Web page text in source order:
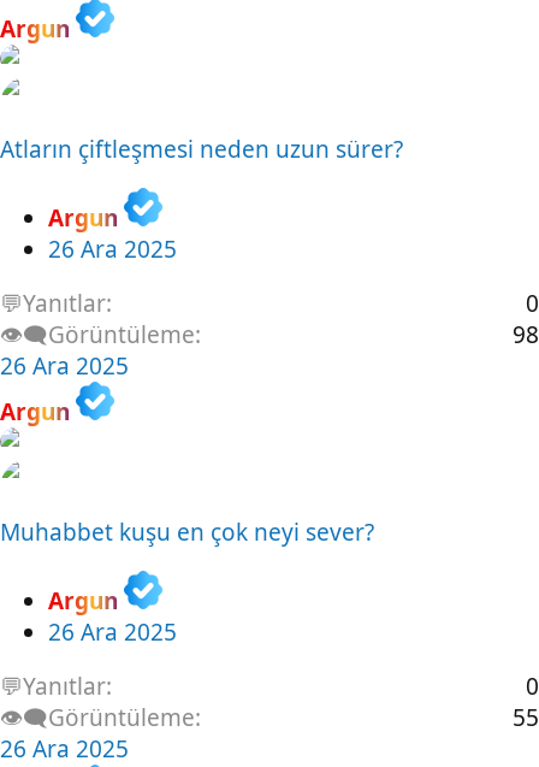
Argun
Atların çiftleşmesi neden uzun sürer?
Argun
26 Ara 2025
💬Yanıtlar
0
👁️‍🗨️Görüntüleme
98
26 Ara 2025
Argun
Muhabbet kuşu en çok neyi sever?
Argun
26 Ara 2025
💬Yanıtlar
0
👁️‍🗨️Görüntüleme
55
26 Ara 2025